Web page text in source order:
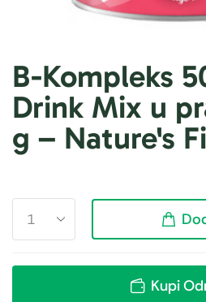
B-Kompleks
Drink Mix u
g – Nature's
Kupi